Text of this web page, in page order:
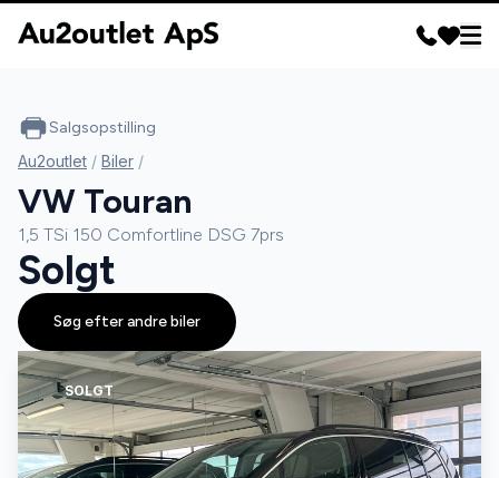
SOLGT
Salgsopstilling
Au2outlet / Biler /
VW Touran
1,5 TSi 150 Comfortline DSG 7prs
Solgt
Søg efter andre biler